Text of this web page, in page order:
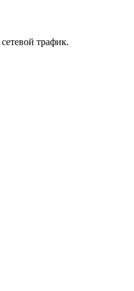
трафик.